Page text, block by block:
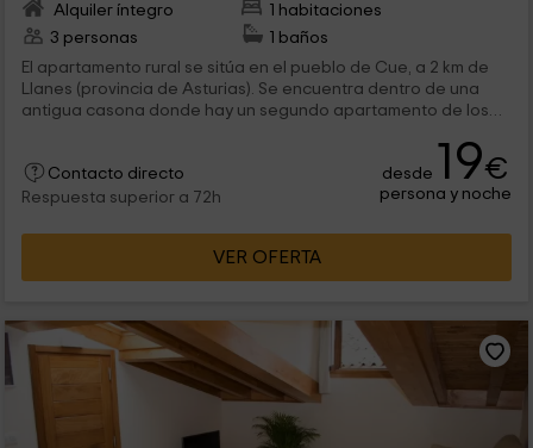
Alquiler íntegro
1 habitaciones
3 personas
1 baños
El apartamento rural se sitúa en el pueblo de Cue, a 2 km de
Llanes (provincia de Asturias). Se encuentra dentro de una
antigua casona donde hay un segundo apartamento de los
Contacto directo
Respuesta superior a 72h
desde 19€
persona y noche
VER OFERTA